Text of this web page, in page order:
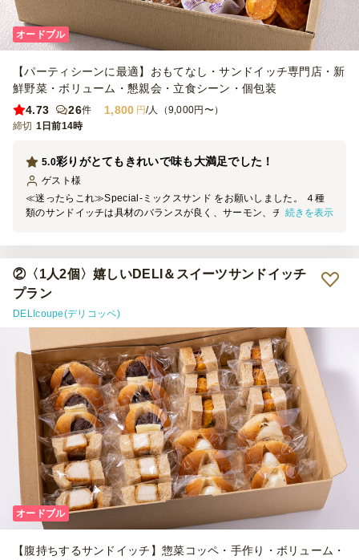
オードブル
【パーティシーンに最適】おもてなし・サンドイッチ専門店・新
鮮野菜・ボリューム・懇親会・立食シーン・個包装
4.73
26件 1,800 円/人（9,000円〜）
締切 1日前14時
彩りがとてもきれいで味も大満足でした！
5.0
ゲスト 様
≪迷ったらこれ≫Special‐ミックスサンド をお願いしました。 ４種
類のサンドイッチは具材のバランスが良く、サーモン、チキン、ハム
場内を移動する立食スタイルにも合っていました。過去に３店舗ほど
でサンドイッチを注文して、どれも美味しかったのですが、こちらが
特に満足度が高かったです。また機会がありましたらお願いしたいと
思います。
続きを表示
②〈1人2個〉嬉しいDELI＆スイーツサンドイッチ
プラン
DELIcoupe(デリコッペ)
オードブル
【腹持ちするサンドイッチ】惣菜コッペ・手作り・ボリューム・